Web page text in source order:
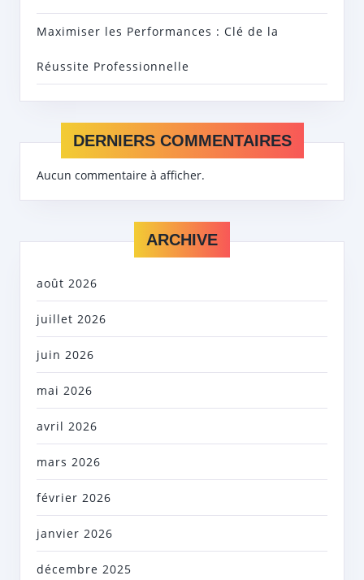
Maximiser les Performances : Clé de la
Réussite Professionnelle
DERNIERS COMMENTAIRES
Aucun commentaire à afficher.
ARCHIVE
août 2026
juillet 2026
juin 2026
mai 2026
avril 2026
mars 2026
février 2026
janvier 2026
décembre 2025